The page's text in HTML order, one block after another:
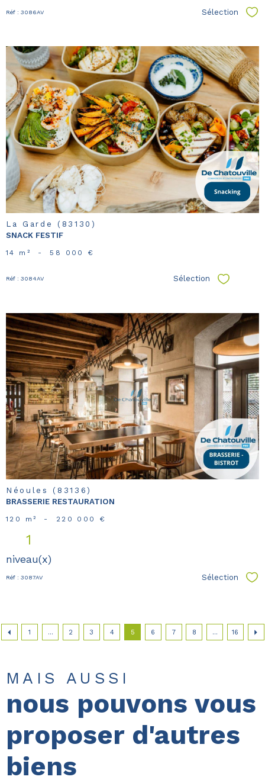
Réf : 3086AV Sélection
voir le
bien
La Garde (83130)
SNACK FESTIF
14 m² - 58 000 €
Réf : 3084AV Sélection
voir le
bien
Néoules (83136)
BRASSERIE RESTAURATION
120 m² - 220 000 €
1
niveau(x)
Réf : 3087AV Sélection
1 ... 2 3 4 5 6 7 8 ... 16
MAIS AUSSI
nous pouvons vous
proposer d'autres
biens